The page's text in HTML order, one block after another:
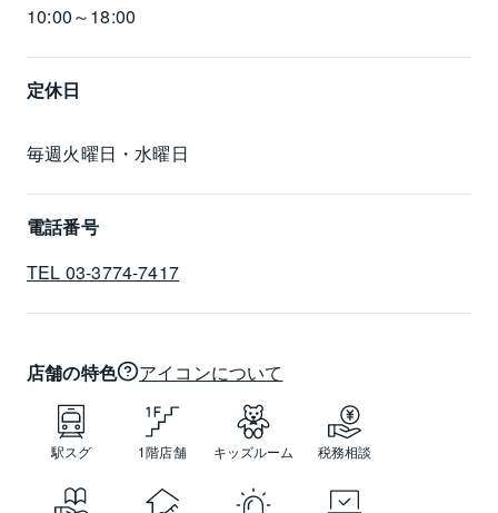
10:00～18:00
定休日
毎週火曜日・水曜日
電話番号
TEL 03-3774-7417
店舗の特色 アイコンについて
駅スグ 1階店舗 キッズルーム 税務相談